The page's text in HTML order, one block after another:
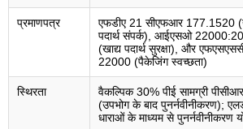
प्रमाणपत्र
एफडीए 21 सीएफआर 177.1520
पदार्थ संपर्क), आईएसओ
(खाद्य पदार्थ सुरक्षा), और
22000 (पैकेजिंग स्वच्छता)
स्थिरता
वैकल्पिक 30% पीई सामग्री पीसीआर
(उपभोग के बाद पुनर्नवीनीकरण);
धाराओं के माध्यम से पुनर्नवीनीकरण